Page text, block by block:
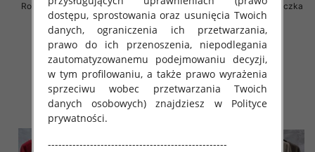
Roz Standard , Mix Kolor .Paczka
12 szt
42.00 zł
szczegóły
Roz Standard , Mix Kolor .Paczka
12 szt
42.00 zł
szczegóły
dostępu, sprostowania oraz usunięcia Twoich
danych, ograniczenia ich przetwarzania,
prawo do ich przenoszenia, niepodlegania
zautomatyzowanemu podejmowaniu decyzji,
w tym profilowaniu, a także prawo wyrażenia
sprzeciwu wobec przetwarzania Twoich
danych osobowych) znajdziesz w Polityce
prywatności.
---------------------------------------------------